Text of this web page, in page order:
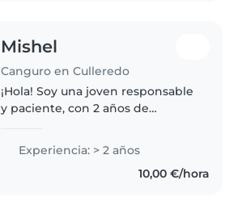
Mishel
Canguro en Culleredo
¡Hola! Soy una joven responsable
y paciente, con 2 años de
niños pequeños. Me encanta
dibujar, leer cuentos, hacer
manualidades y jugar con los
Experiencia: > 2 años
10,00 €/hora